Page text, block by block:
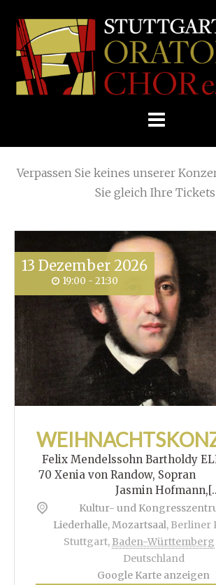
Skip
E.V.
Home Requiem: Karl Jenkins »
Verpassen Sie keines unserer
Sie gleich Ihre
13 Dezember 2026
19:00 - 21:30
Felix Mendelssohn Bartholdy
70 Xenia von Randow,
Jasmin
Kultur- und
Liederhalle, Mozartsaal, Berliner
Stuttgart, Baden-Württemberg
Deutschland
Google Karte anzeigen